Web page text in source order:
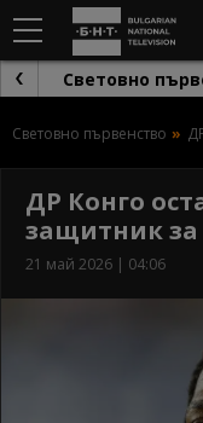
Световно
Световно първенство
ДР Конго
защитник за
21 май 2026 | 04:06